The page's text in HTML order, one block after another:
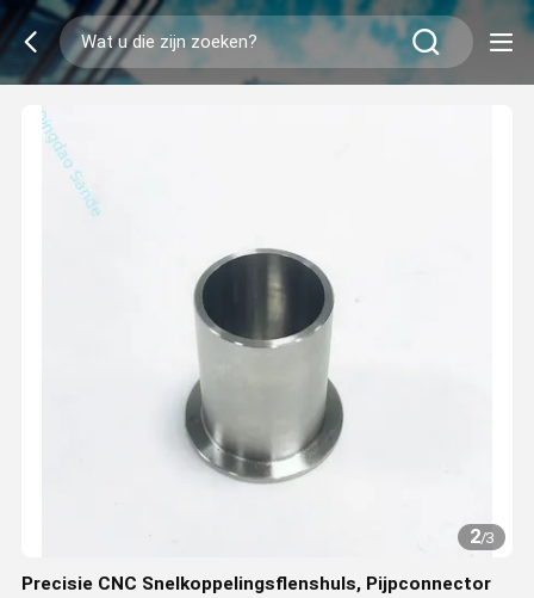
2/3
Precisie CNC Snelkoppelingsflenshuls, Pijpconnector